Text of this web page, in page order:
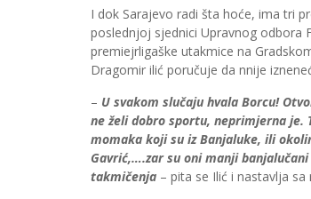
I dok Sarajevo radi šta hoće, ima tri
poslednjoj sjednici Upravnog odbora
premiejrligaške utakmice na
Dragomir ilić poručuje da nnije
– U svakom slučaju hvala Borcu!
ne želi dobro sportu, neprimjerna je.
momaka koji su iz Banjaluke, ili
Gavrić,….zar su oni manji
takmičenja – pita se Ilić i nastavlja